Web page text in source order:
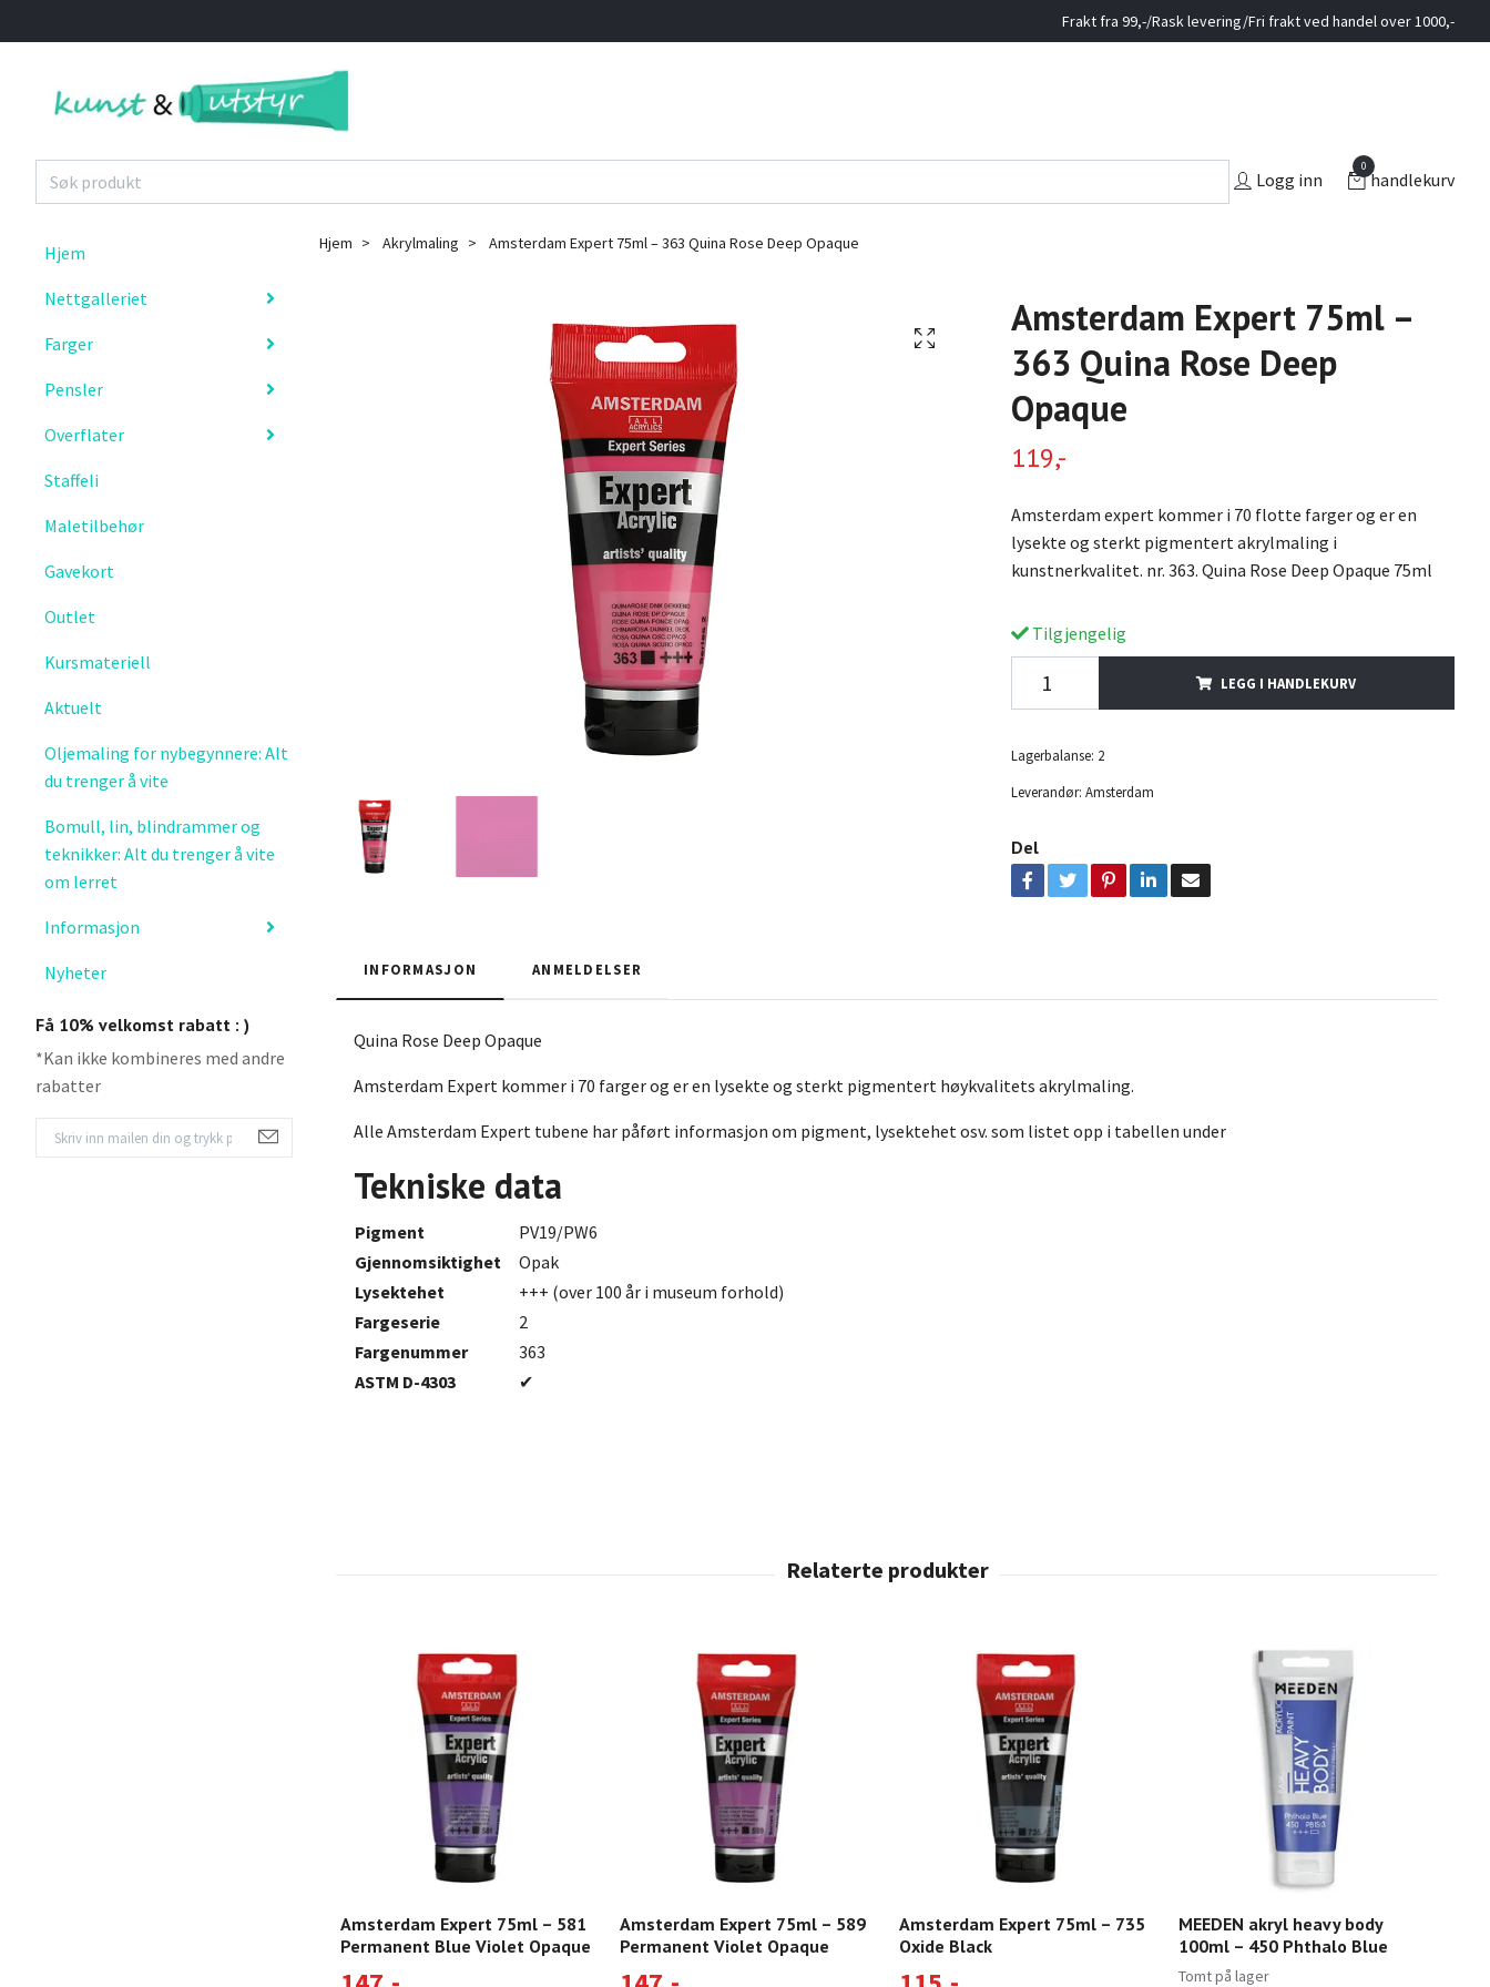
Frakt fra 99,-/Rask levering/Fri frakt ved handel over 1000,-
Logg inn
0
handlekurv
Hjem
Nettgalleriet
Farger
Pensler
Overflater
Staffeli
Maletilbehør
Gavekort
Outlet
Kursmateriell
Aktuelt
Oljemaling for nybegynnere: Alt
du trenger å vite
Bomull, lin, blindrammer og
teknikker: Alt du trenger å vite
om lerret
Informasjon
Nyheter
Få 10% velkomst rabatt : )
*Kan ikke kombineres med andre
rabatter
Hjem Akrylmaling Amsterdam Expert 75ml – 363 Quina Rose Deep Opaque
Amsterdam Expert 75ml –
363 Quina Rose Deep
Opaque
119,-
Amsterdam expert kommer i 70 flotte farger og er en
lysekte og sterkt pigmentert akrylmaling i
kunstnerkvalitet. nr. 363. Quina Rose Deep Opaque 75ml
Tilgjengelig
LEGG I HANDLEKURV
Lagerbalanse: 2
Leverandør: Amsterdam
Del
INFORMASJON ANMELDELSER
Quina Rose Deep Opaque
Amsterdam Expert kommer i 70 farger og er en lysekte og sterkt pigmentert høykvalitets akrylmaling.
Alle Amsterdam Expert tubene har påført informasjon om pigment, lysektehet osv. som listet opp i tabellen under
Tekniske data
Pigment
PV19/PW6
Gjennomsiktighet
Opak
Lysektehet
+++ (over 100 år i museum forhold)
Fargeserie
2
Fargenummer
363
ASTM D-4303
✔
Amsterdam Expert 75ml – 581
Permanent Blue Violet Opaque
Amsterdam Expert 75ml – 589
Permanent Violet Opaque
Amsterdam Expert 75ml – 735
Oxide Black
MEEDEN akryl heavy body
100ml – 450 Phthalo Blue
Tomt på lager